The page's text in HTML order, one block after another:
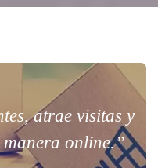
atrae visitas y
manera online.”